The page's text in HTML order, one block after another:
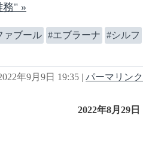
" »
ァブール エブラーナ
シルフ
年9月9日 19:35 | パーマリンク
2022年8月29日